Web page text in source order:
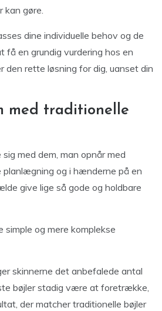
kan gøre.
dine individuelle behov og de
en grundig vurdering hos en
rette løsning for dig, uanset din
med traditionelle
med dem, man opnår med
planlægning og i hænderne på en
give lige så gode og holdbare
og mere komplekse
skinnerne det anbefalede antal
bøjler stadig være at foretrække,
der matcher traditionelle bøjler